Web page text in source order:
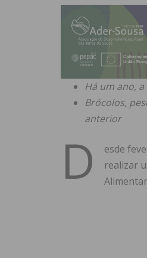
Há um ano,
Brócolos,
anterior
D esde
realizar